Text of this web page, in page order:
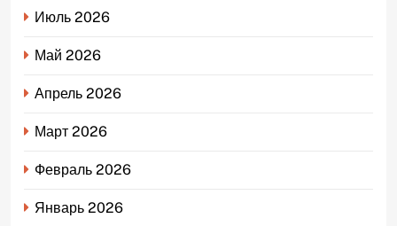
Июль 2026
Май 2026
Апрель 2026
Март 2026
Февраль 2026
Январь 2026